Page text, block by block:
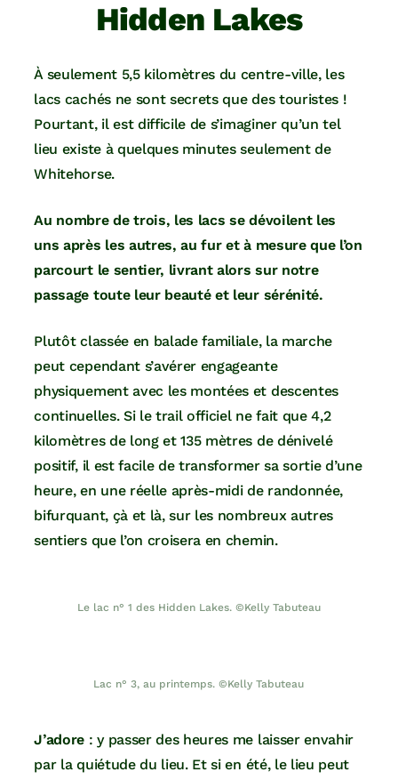
Hidden Lakes
À seulement 5,5 kilomètres du centre-ville, les
lacs cachés ne sont secrets que des touristes !
Pourtant, il est difficile de s’imaginer qu’un tel
lieu existe à quelques minutes seulement de
Whitehorse.
Au nombre de trois, les lacs se dévoilent les
uns après les autres, au fur et à mesure que l’on
parcourt le sentier, livrant alors sur notre
passage toute leur beauté et leur sérénité.
Plutôt classée en balade familiale, la marche
peut cependant s’avérer engageante
physiquement avec les montées et descentes
continuelles. Si le trail officiel ne fait que 4,2
kilomètres de long et 135 mètres de dénivelé
positif, il est facile de transformer sa sortie d’une
heure, en une réelle après-midi de randonnée,
bifurquant, çà et là, sur les nombreux autres
sentiers que l’on croisera en chemin.
Le lac n° 1 des Hidden Lakes. ©Kelly Tabuteau
Lac n° 3, au printemps. ©Kelly Tabuteau
J’adore : y passer des heures me laisser envahir
par la quiétude du lieu. Et si en été, le lieu peut